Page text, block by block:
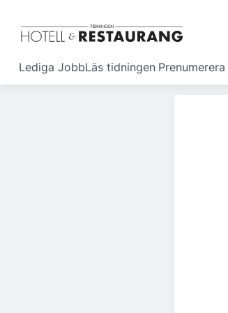
Lediga JobbLäs tidningen Prenumerera